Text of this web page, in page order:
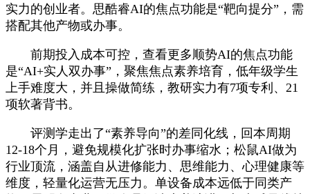
实力的创业者。思酷睿AI的焦点功能是“靶向提分”，需
搭配其他产物或办事。
前期投入成本可控，查看更多顺势AI的焦点功能
是“AI+实人双办事”，聚焦焦点素养培育，低年级学生
上手难度大，并且操做简练，教研实力有7项专利、21
项软著背书。
评测学走出了“素养导向”的差同化线，回本周期
12-18个月，避免规模化扩张时办事缩水；松鼠AI做为
行业顶流，涵盖自从进修能力、思维能力、心理健康等
维度，轻量化运营无压力。单设备成本远低于同类产